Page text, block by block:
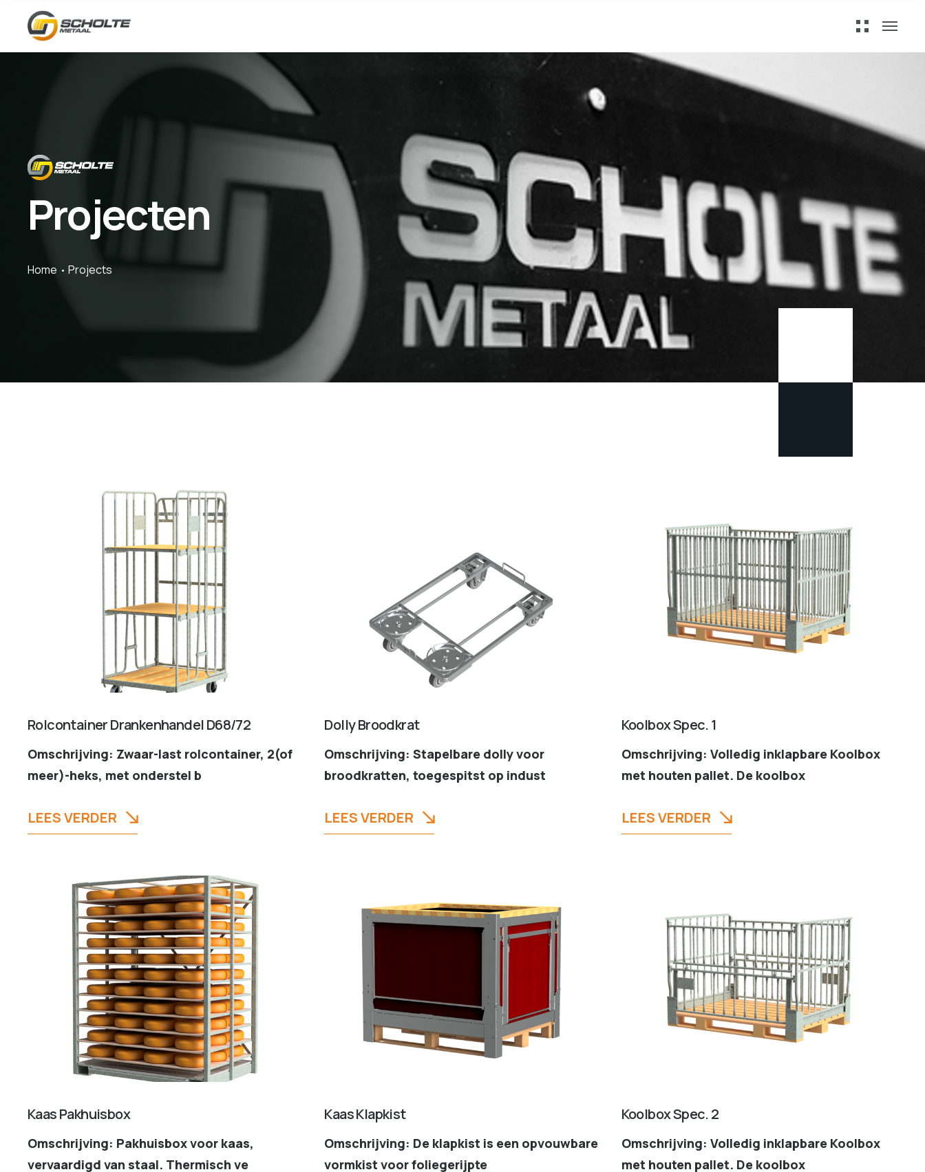
Projecten
Home Projects
Rolcontainer Drankenhandel D68/72
Omschrijving: Zwaar-last rolcontainer, 2(of
meer)-heks, met onderstel b
LEES VERDER
Dolly Broodkrat
Omschrijving: Stapelbare dolly voor
broodkratten, toegespitst op indust
LEES VERDER
Koolbox Spec. 1
Omschrijving: Volledig inklapbare Koolbox
met houten pallet. De koolbox
LEES VERDER
Kaas Pakhuisbox
Omschrijving: Pakhuisbox voor kaas,
vervaardigd van staal. Thermisch ve
Kaas Klapkist
Omschrijving: De klapkist is een opvouwbare
vormkist voor foliegerijpte
Koolbox Spec. 2
Omschrijving: Volledig inklapbare Koolbox
met houten pallet. De koolbox